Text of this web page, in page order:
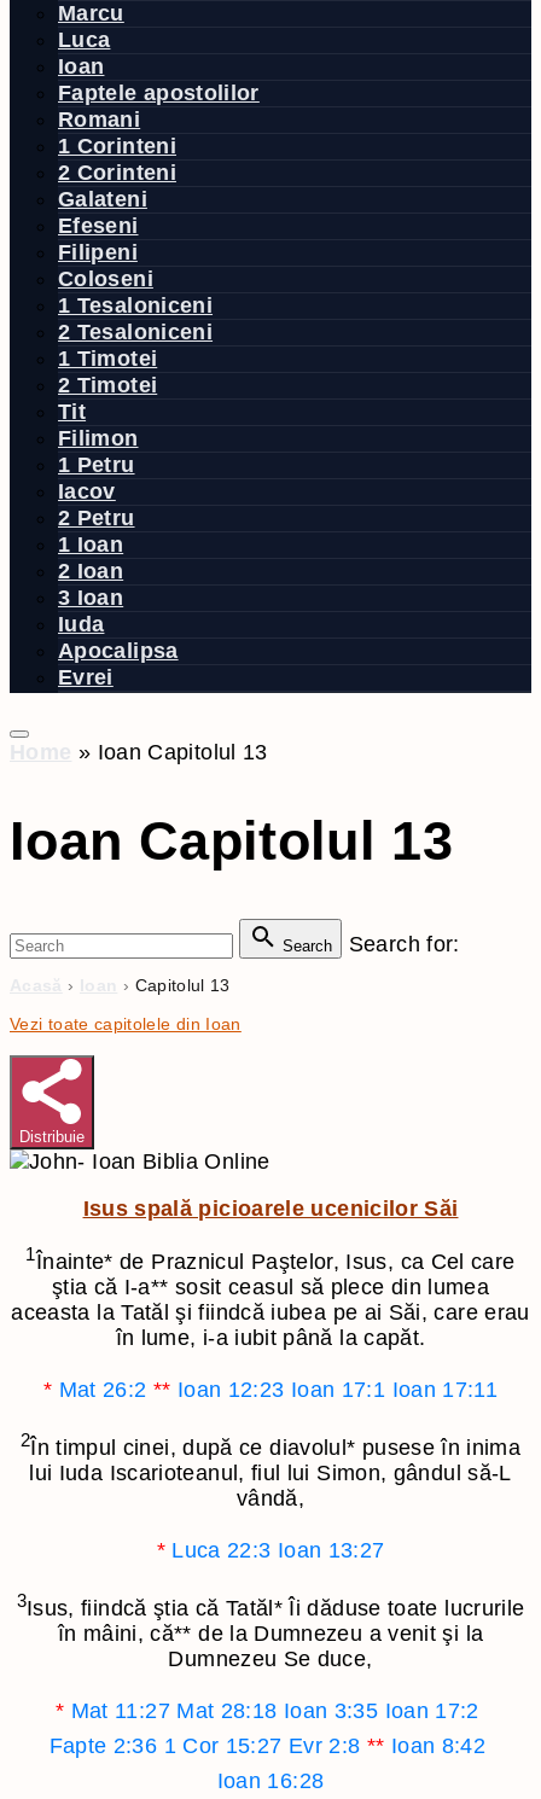
Marcu
Luca
Ioan
Faptele apostolilor
Romani
1 Corinteni
2 Corinteni
Galateni
Efeseni
Filipeni
Coloseni
1 Tesaloniceni
2 Tesaloniceni
1 Timotei
2 Timotei
Tit
Filimon
1 Petru
Iacov
2 Petru
1 Ioan
2 Ioan
3 Ioan
Iuda
Apocalipsa
Evrei
Home » Ioan Capitolul 13
Ioan Capitolul 13
Search Search for:
Acasă › Ioan › Capitolul 13
Vezi toate capitolele din Ioan
Distribuie
Isus spală picioarele ucenicilor Săi
1Înainte* de Praznicul Paştelor, Isus, ca Cel care
ştia că I-a** sosit ceasul să plece din lumea
aceasta la Tatăl şi fiindcă iubea pe ai Săi, care erau
în lume, i-a iubit până la capăt.
* Mat 26:2 ** Ioan 12:23 Ioan 17:1 Ioan 17:11
2În timpul cinei, după ce diavolul* pusese în inima
lui Iuda Iscarioteanul, fiul lui Simon, gândul să-L
vândă,
* Luca 22:3 Ioan 13:27
3Isus, fiindcă ştia că Tatăl* Îi dăduse toate lucrurile
în mâini, că** de la Dumnezeu a venit şi la
Dumnezeu Se duce,
* Mat 11:27 Mat 28:18 Ioan 3:35 Ioan 17:2
Fapte 2:36 1 Cor 15:27 Evr 2:8 ** Ioan 8:42
Ioan 16:28